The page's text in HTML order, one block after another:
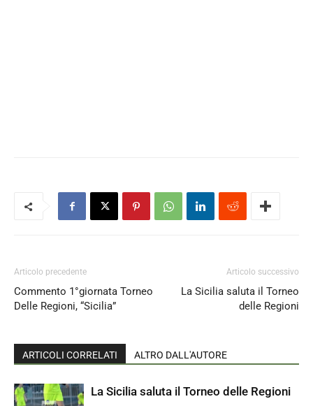
Articolo precedente
Commento 1°giornata Torneo
Delle Regioni, “Sicilia”
Articolo successivo
La Sicilia saluta il Torneo
delle Regioni
ARTICOLI CORRELATI ALTRO DALL'AUTORE
La Sicilia saluta il Torneo delle Regioni